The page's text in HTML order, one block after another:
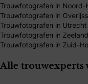
Trouwfotografen in Noord-
Trouwfotografen in
Trouwfotografen in Utrecht
Trouwfotografen in Zeeland
Trouwfotografen in Zuid-
Alle trouwexperts